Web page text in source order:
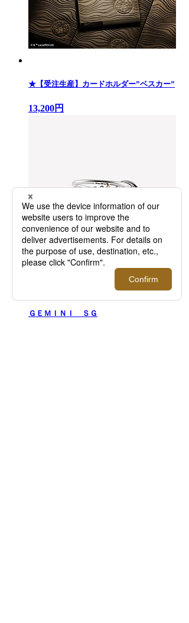
★【受注生産】カードホルダー”ベスカー”
13,200円
ＧＥＭＩＮＩ ＳＧ